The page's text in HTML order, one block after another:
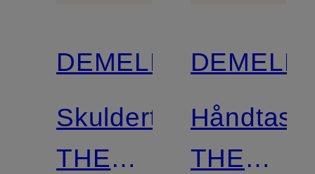
DEMELLIER
Skuldertaske
THE
THE